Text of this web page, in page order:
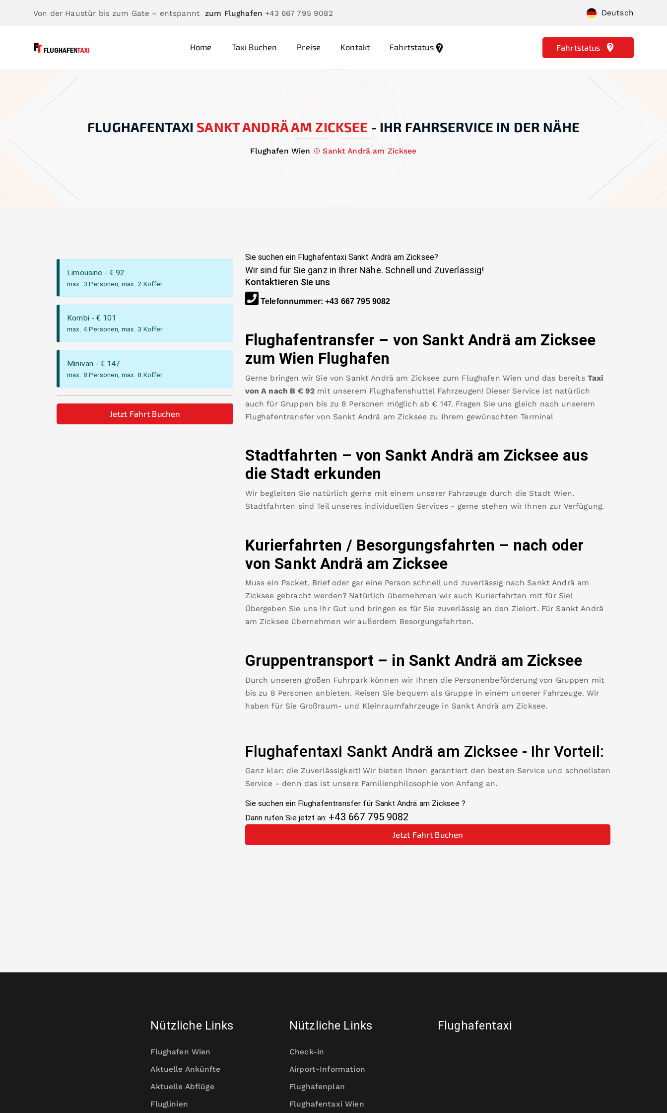
Von der Haustür bis zum Gate – entspannt zum Flughafen +43 667 795 9082 Deutsch
Home Taxi Buchen Preise Kontakt Fahrtstatus Fahrtstatus
FLUGHAFENTAXI SANKT ANDRÄ AM ZICKSEE - IHR FAHRSERVICE IN DER NÄHE
Flughafen Wien Sankt Andrä am Zicksee
Limousine - €92
max. 3 Personen, max. 2 Koffer
Kombi - € 101
max. 4 Personen, max. 3 Koffer
Minivan - € 147
max. 8 Personen, max. 8 Koffer
Jetzt Fahrt Buchen
Sie suchen ein Flughafentaxi Sankt Andrä am Zicksee?
Wir sind für Sie ganz in Ihrer Nähe. Schnell und Zuverlässig!
Kontaktieren Sie uns
Telefonnummer:+43 667 795 9082
Flughafentransfer – von Sankt Andrä am Zicksee
zum Wien Flughafen
Gerne bringen wir Sie von Sankt Andrä am Zicksee zum Flughafen Wien und das bereits Taxi
von A nach B € 92 mit unserem Flughafenshuttel Fahrzeugen! Dieser Service ist natürlich
auch für Gruppen bis zu 8 Personen möglich ab € 147. Fragen Sie uns gleich nach unserem
Flughafentransfer von Sankt Andrä am Zicksee zu Ihrem gewünschten Terminal
Stadtfahrten – von Sankt Andrä am Zicksee aus
die Stadt erkunden
Wir begleiten Sie natürlich gerne mit einem unserer Fahrzeuge durch die Stadt Wien.
Stadtfahrten sind Teil unseres individuellen Services - gerne stehen wir Ihnen zur Verfügung.
Kurierfahrten / Besorgungsfahrten – nach oder
von Sankt Andrä am Zicksee
Muss ein Packet, Brief oder gar eine Person schnell und zuverlässig nach Sankt Andrä am
Zicksee gebracht werden? Natürlich übernehmen wir auch Kurierfahrten mit für Sie!
Übergeben Sie uns Ihr Gut und bringen es für Sie zuverlässig an den Zielort. Für Sankt Andrä
am Zicksee übernehmen wir außerdem Besorgungsfahrten.
Gruppentransport – in Sankt Andrä am Zicksee
Durch unseren großen Fuhrpark können wir Ihnen die Personenbeförderung von Gruppen mit
bis zu 8 Personen anbieten. Reisen Sie bequem als Gruppe in einem unserer Fahrzeuge. Wir
haben für Sie Großraum- und Kleinraumfahrzeuge in Sankt Andrä am Zicksee.
Flughafentaxi Sankt Andrä am Zicksee - Ihr Vorteil:
Ganz klar: die Zuverlässigkeit! Wir bieten Ihnen garantiert den besten Service und schnellsten
Service - denn das ist unsere Familienphilosophie von Anfang an.
Sie suchen ein Flughafentransfer für Sankt Andrä am Zicksee ?
Dann rufen Sie jetzt an: +43 667 795 9082
Jetzt Fahrt Buchen
Nützliche Links
Flughafen Wien
Aktuelle Ankünfte
Aktuelle Abflüge
Fluglinien
Nützliche Links
Check-in
Airport-Information
Flughafenplan
Flughafentaxi Wien
Flughafentaxi